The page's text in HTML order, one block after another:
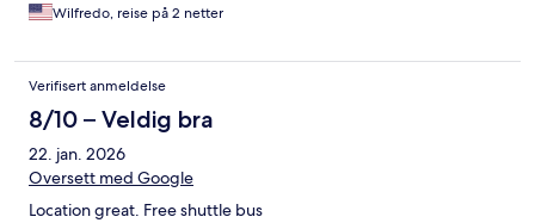
Wilfredo, reise på 2 netter
Verifisert anmeldelse
8/10 – Veldig bra
22. jan. 2026
Oversett med Google
Location great. Free shuttle bus